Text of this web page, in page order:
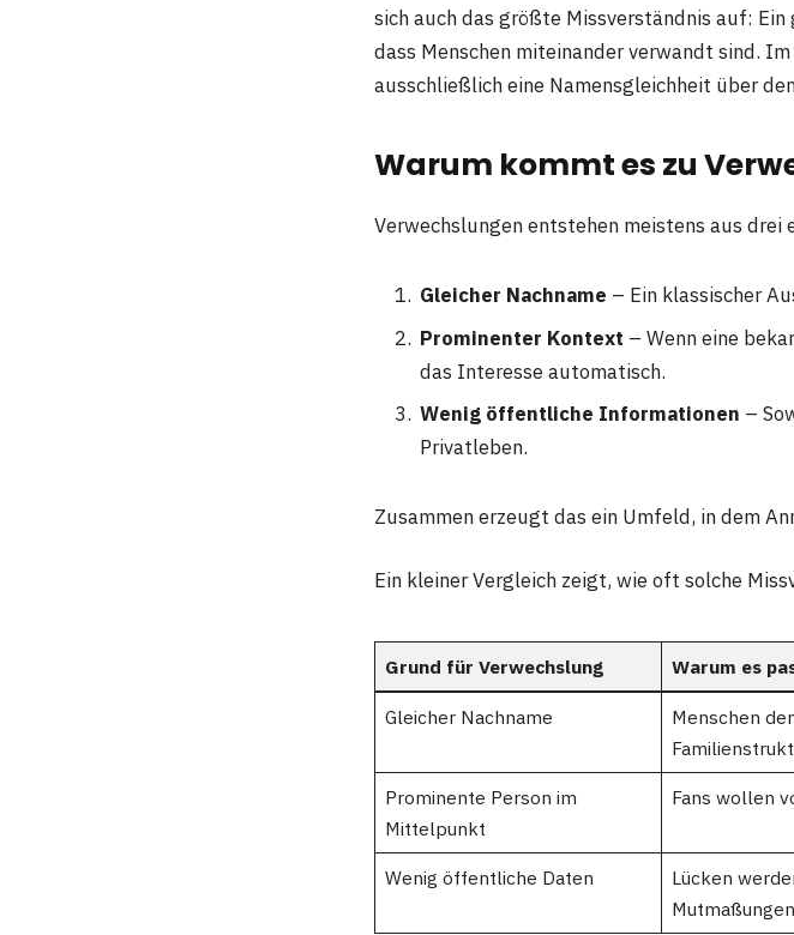
sich auch das größte Missverständnis auf:
dass Menschen miteinander verwandt sind.
ausschließlich eine Namensgleichheit über
Warum kommt es zu
Verwechslungen entstehen meistens aus drei
Gleicher Nachname – Ein klassischer
Prominenter Kontext – Wenn eine
das Interesse automatisch.
Wenig öffentliche Informationen –
Privatleben.
Zusammen erzeugt das ein Umfeld, in dem
Ein kleiner Vergleich zeigt, wie oft solche
Grund für Verwechslung Warum es
Gleicher Nachname
Menschen
Prominente Person im
Mittelpunkt
Fans wollen
Wenig öffentliche Daten
Lücken